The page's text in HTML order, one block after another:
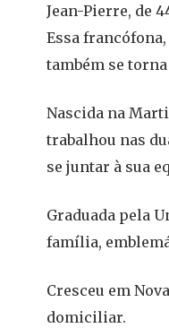
Jean-Pierre, de
Essa
também se
Nascida na
trabalhou nas
se juntar à sua
Graduada pela
família,
Cresceu em
domiciliar.